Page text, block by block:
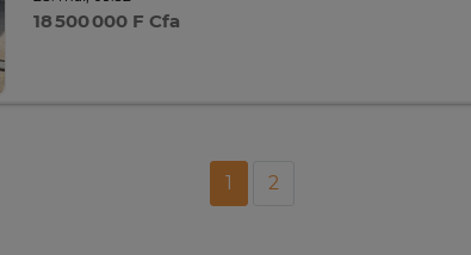
18 500 000 F Cfa
1 2